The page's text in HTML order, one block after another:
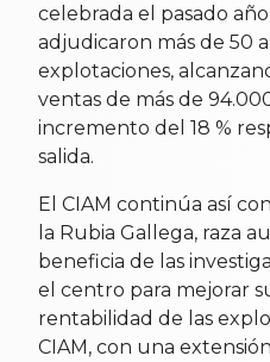
celebrada el pasado
adjudicaron más de 50
explotaciones,
ventas de más de
incremento del 18 %
salida.
El CIAM continúa así
la Rubia Gallega, raza
beneficia de las
el centro para mejorar
rentabilidad de las
CIAM, con una